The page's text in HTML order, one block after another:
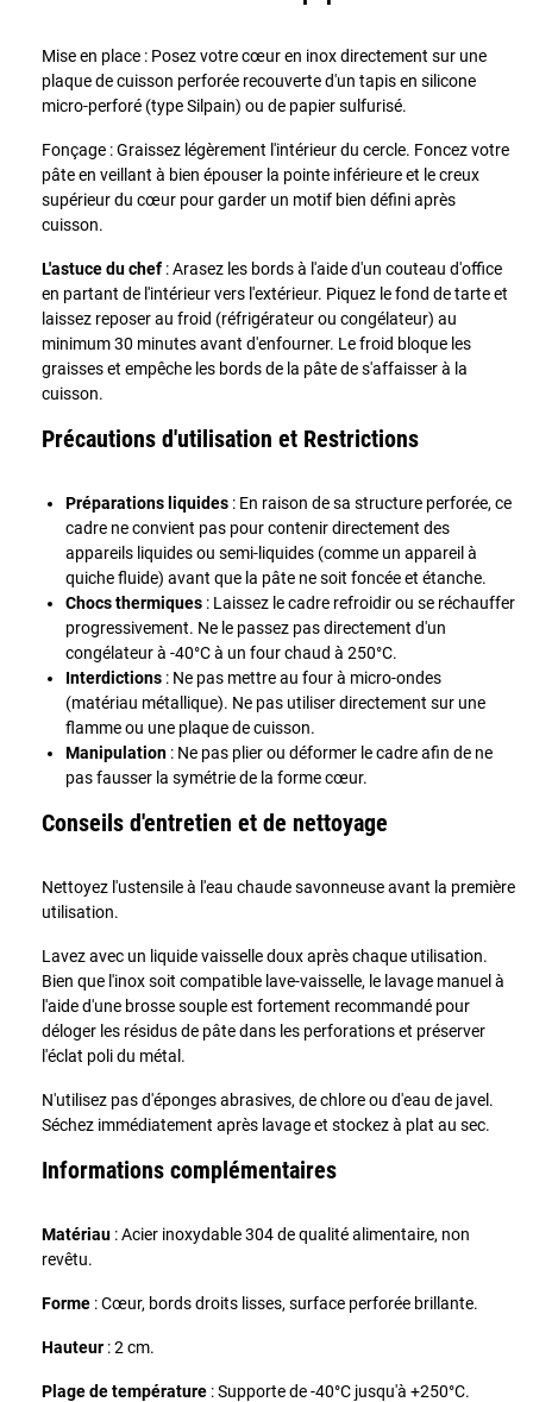
Mise en place : Posez votre cœur en inox directement sur une
plaque de cuisson perforée recouverte d'un tapis en silicone
micro-perforé (type Silpain) ou de papier sulfurisé.
Fonçage : Graissez légèrement l'intérieur du cercle. Foncez votre
pâte en veillant à bien épouser la pointe inférieure et le creux
supérieur du cœur pour garder un motif bien défini après
cuisson.
L'astuce du chef : Arasez les bords à l'aide d'un couteau d'office
en partant de l'intérieur vers l'extérieur. Piquez le fond de tarte et
laissez reposer au froid (réfrigérateur ou congélateur) au
minimum 30 minutes avant d'enfourner. Le froid bloque les
graisses et empêche les bords de la pâte de s'affaisser à la
cuisson.
Précautions d'utilisation et Restrictions
Préparations liquides : En raison de sa structure perforée, ce
cadre ne convient pas pour contenir directement des
appareils liquides ou semi-liquides (comme un appareil à
quiche fluide) avant que la pâte ne soit foncée et étanche.
Chocs thermiques : Laissez le cadre refroidir ou se réchauffer
progressivement. Ne le passez pas directement d'un
congélateur à -40°C à un four chaud à 250°C.
Interdictions : Ne pas mettre au four à micro-ondes
(matériau métallique). Ne pas utiliser directement sur une
flamme ou une plaque de cuisson.
Manipulation : Ne pas plier ou déformer le cadre afin de ne
pas fausser la symétrie de la forme cœur.
Conseils d'entretien et de nettoyage
Nettoyez l'ustensile à l'eau chaude savonneuse avant la première
utilisation.
Lavez avec un liquide vaisselle doux après chaque utilisation.
Bien que l'inox soit compatible lave-vaisselle, le lavage manuel à
l'aide d'une brosse souple est fortement recommandé pour
déloger les résidus de pâte dans les perforations et préserver
l'éclat poli du métal.
N'utilisez pas d'éponges abrasives, de chlore ou d'eau de javel.
Séchez immédiatement après lavage et stockez à plat au sec.
Informations complémentaires
Matériau : Acier inoxydable 304 de qualité alimentaire, non
revêtu.
Forme : Cœur, bords droits lisses, surface perforée brillante.
Hauteur : 2 cm.
Plage de température : Supporte de -40°C jusqu'à +250°C.